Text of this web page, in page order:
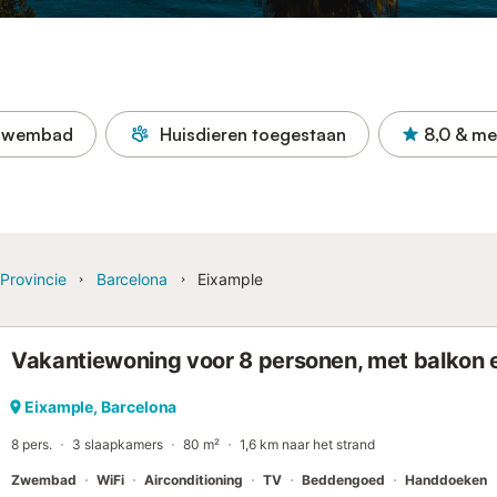
Huisdieren toegestaan 8,0 &
Barcelona Eixample
Vakantiewoning voor 8 personen, met balkon
Eixample, Barcelona
8 pers. 3 slaapkamers 80 m² 1,6 km naar het strand
Zwembad WiFi Airconditioning TV Beddengoed Handdoeken